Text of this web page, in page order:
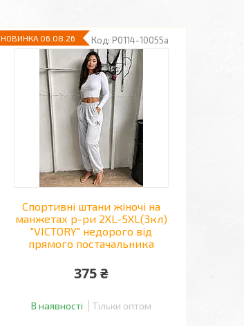
P0114-10055a
НОВИНКА 06.08.26
Спортивні штани жіночі на
манжетах р-ри 2XL-5XL(3кл)
"VICTORY" недорого від
прямого постачальника
375 ₴
В наявності Тільки оптом